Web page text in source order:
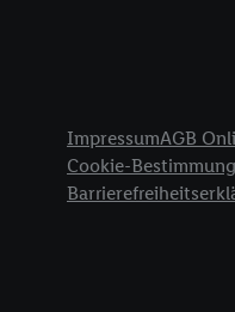
ImpressumAGB
Cookie-